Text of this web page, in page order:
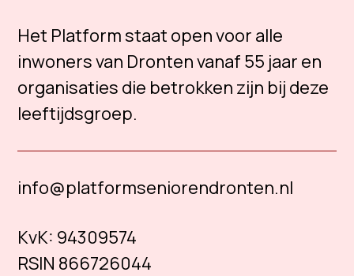
Het Platform staat open voor alle
inwoners van Dronten vanaf 55 jaar en
organisaties die betrokken zijn bij deze
leeftijdsgroep.
info@platformseniorendronten.nl
KvK: 94309574
RSIN 866726044